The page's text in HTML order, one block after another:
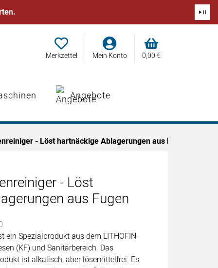
Merkzettel Mein Konto 0,00€
Angebote
- Löst hartnäckige Ablagerungen aus Fugen
- Löst
aus Fugen
ein Spezialprodukt aus dem LITHOFIN-
(KF) und Sanitärbereich. Das
ist alkalisch, aber lösemittelfrei. Es